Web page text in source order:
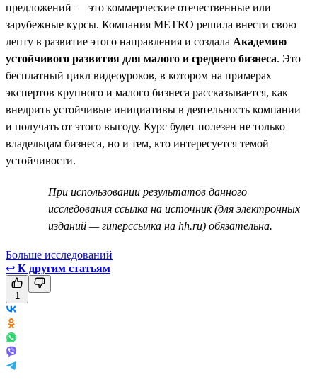
предложений — это коммерческие отечественные или
зарубежные курсы. Компания METRO решила внести свою
лепту в развитие этого направления и создала Академию
устойчивого развития для малого и среднего бизнеса. Это
бесплатный цикл видеоуроков, в котором на примерах
экспертов крупного и малого бизнеса рассказывается, как
внедрить устойчивые инициативы в деятельность компании
и получать от этого выгоду. Курс будет полезен не только
владельцам бизнеса, но и тем, кто интересуется темой
устойчивости.
При использовании результатов данного
исследования ссылка на источник (для электронных
изданий — гиперссылка на hh.ru) обязательна.
Больше исследований
↩ К другим статьям
1